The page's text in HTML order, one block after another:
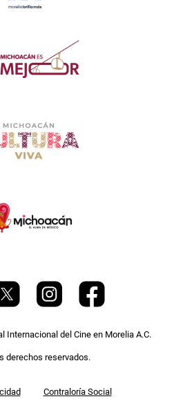
Internacional del Cine en Morelia A.C.
derechos reservados.
Contraloría Social